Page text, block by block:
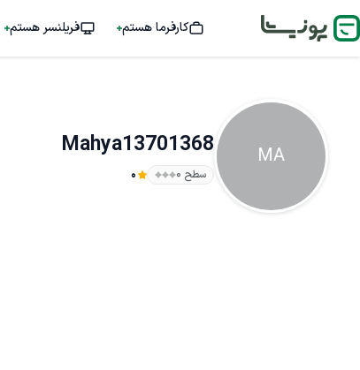
کارفرما هستم فریلنسر هستم
MA
Mahya13701368
سطح ۰ 0